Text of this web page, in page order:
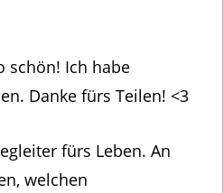
schön! Ich habe
Danke fürs Teilen! <3
fürs Leben. An
welchen